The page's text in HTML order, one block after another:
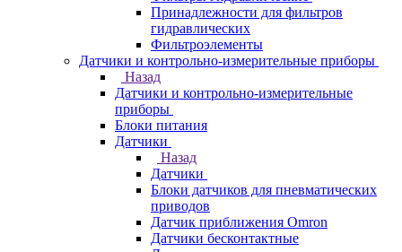
Принадлежности для фильтров
гидравлических
Фильтроэлементы
Датчики и контрольно-измерительные приборы
Назад
Датчики и контрольно-измерительные
приборы
Блоки питания
Датчики
Назад
Датчики
Блоки датчиков для пневматических
приводов
Датчик приближения Omron
Датчики бесконтактные